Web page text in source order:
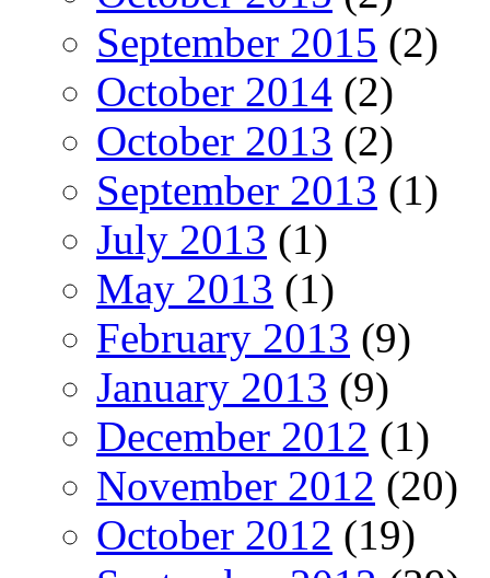
September 2015 (2)
October 2014 (2)
October 2013 (2)
September 2013 (1)
July 2013 (1)
May 2013 (1)
February 2013 (9)
January 2013 (9)
December 2012 (1)
November 2012 (20)
October 2012 (19)